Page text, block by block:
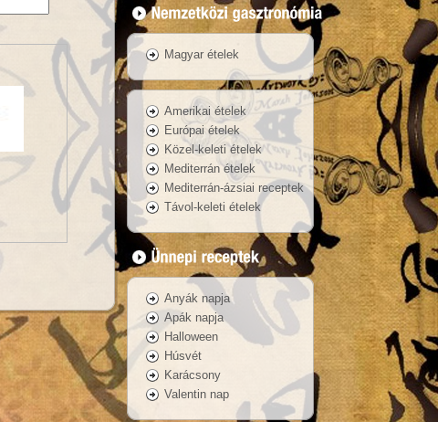
Magyar ételek
Amerikai ételek
Európai ételek
Közel-keleti ételek
Mediterrán ételek
Mediterrán-ázsiai receptek
Távol-keleti ételek
Anyák napja
Apák napja
Halloween
Húsvét
Karácsony
Valentin nap